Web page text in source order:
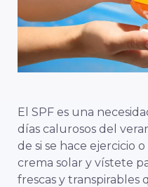
El SPF es una
días calurosos del
de si se hace ejercicio o
crema solar y vístete
frescas y transpirables